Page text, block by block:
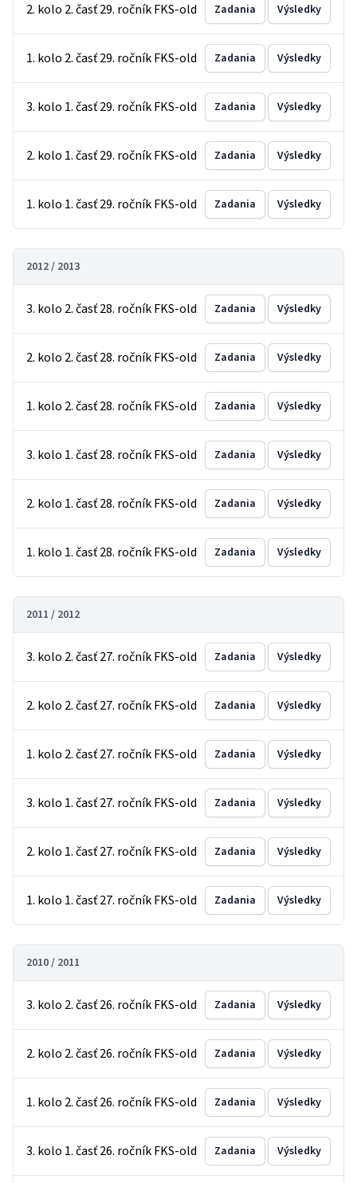
2. kolo 2. časť 29. ročník FKS-old Zadania Výsledky
1. kolo 2. časť 29. ročník FKS-old Zadania Výsledky
3. kolo 1. časť 29. ročník FKS-old Zadania Výsledky
2. kolo 1. časť 29. ročník FKS-old Zadania Výsledky
1. kolo 1. časť 29. ročník FKS-old Zadania Výsledky
2012 / 2013
3. kolo 2. časť 28. ročník FKS-old Zadania Výsledky
2. kolo 2. časť 28. ročník FKS-old Zadania Výsledky
1. kolo 2. časť 28. ročník FKS-old Zadania Výsledky
3. kolo 1. časť 28. ročník FKS-old Zadania Výsledky
2. kolo 1. časť 28. ročník FKS-old Zadania Výsledky
1. kolo 1. časť 28. ročník FKS-old Zadania Výsledky
2011 / 2012
3. kolo 2. časť 27. ročník FKS-old Zadania Výsledky
2. kolo 2. časť 27. ročník FKS-old Zadania Výsledky
1. kolo 2. časť 27. ročník FKS-old Zadania Výsledky
3. kolo 1. časť 27. ročník FKS-old Zadania Výsledky
2. kolo 1. časť 27. ročník FKS-old Zadania Výsledky
1. kolo 1. časť 27. ročník FKS-old Zadania Výsledky
2010 / 2011
3. kolo 2. časť 26. ročník FKS-old Zadania Výsledky
2. kolo 2. časť 26. ročník FKS-old Zadania Výsledky
1. kolo 2. časť 26. ročník FKS-old Zadania Výsledky
3. kolo 1. časť 26. ročník FKS-old Zadania Výsledky